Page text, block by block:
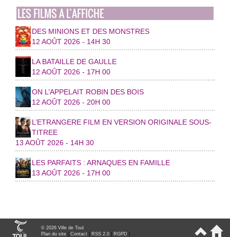
LES FILMS A L’AFFICHE
DES MINIONS ET DES MONSTRES
12 AOÛT 2026 - 14H 30
LA BATAILLE DE GAULLE
12 AOÛT 2026 - 17H 00
ON L’APPELAIT ROBIN DES BOIS
12 AOÛT 2026 - 20H 00
L’ETRANGERE FILM EN VERSION ORIGINALE SOUS-
TITREE
13 AOÛT 2026 - 14H 30
LES PARFAITS : ARNAQUES EN FAMILLE
13 AOÛT 2026 - 17H 00
© 2026 Ville de Toul
Plan du site
Contact RSS 2.0 RGPD